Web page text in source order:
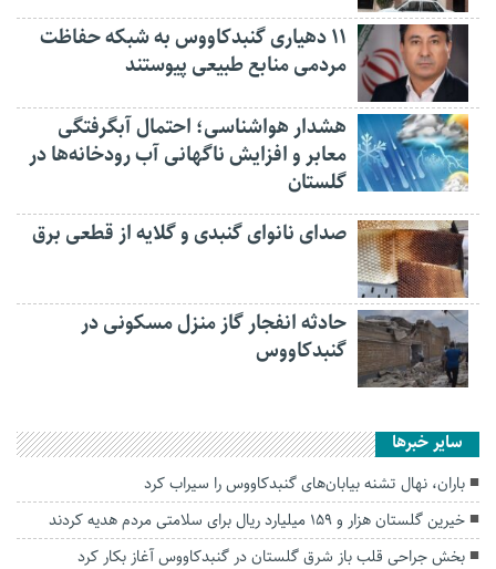
۱۱ دهیاری گنبدکاووس به شبکه حفاظت
مردمی منابع طبیعی پیوستند
هشدار هواشناسی؛ احتمال آبگرفتگی
معابر و افزایش ناگهانی آب رودخانه‌ها در
گلستان
صدای نانوای گنبدی و گلایه از قطعی برق
حادثه انفجار گاز منزل مسکونی در
گنبدکاووس
سایر خبرها
باران، نهال تشنه بیابان‌های گنبدکاووس را سیراب کرد
خیرین گلستان هزار و ۱۵۹ میلیارد ریال برای سلامتی مردم هدیه کردند
بخش جراحی قلب باز شرق گلستان در گنبدکاووس آغاز بکار کرد